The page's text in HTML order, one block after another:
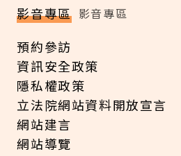
影音專區 影音專區
預約參訪
資訊安全政策
隱私權政策
立法院網站資料開放宣言
網站建言
網站導覽